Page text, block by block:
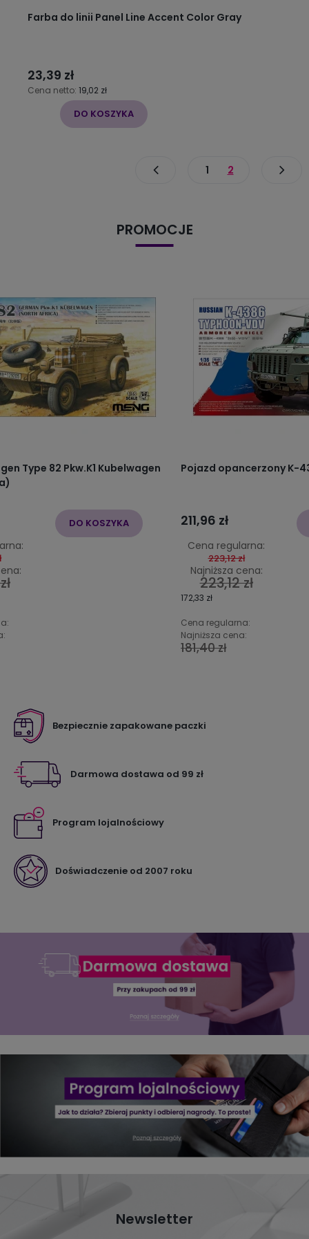
Farba do linii Panel Line Accent Color Gray
23,39 zł
Cena netto: 19,02 zł
DO KOSZYKA
1 2
PROMOCJE
Type 82 Pkw.K1 Kubelwagen
DO KOSZYKA
Pojazd opancerzony K-
211,96 zł
Cena regularna:
223,12 zł
Najniższa cena:
223,12 zł
172,33 zł
Cena regularna:
Najniższa cena:
181,40 zł
Bezpiecznie zapakowane paczki
Darmowa dostawa od 99 zł
Program lojalnościowy
Doświadczenie od 2007 roku
Newsletter